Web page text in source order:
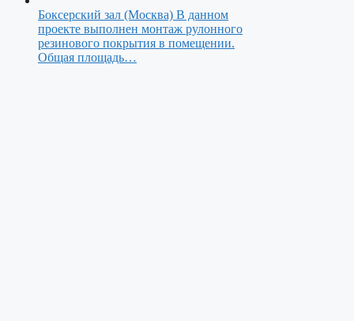
Боксерский зал (Москва) В данном
проекте выполнен монтаж рулонного
резинового покрытия в помещении.
Общая площадь…